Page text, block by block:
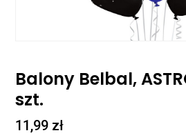
Balony Belbal,
szt.
11,99 zł